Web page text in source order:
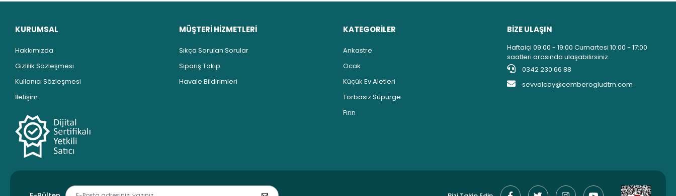
KURUMSAL
Hakkımızda
Gizlilik Sözleşmesi
Kullanıcı Sözleşmesi
İletişim
MÜŞTERİ HİZMETLERİ
Sıkça Sorulan Sorular
Sipariş Takip
Havale Bildirimleri
KATEGORİLER
Ankastre
Ocak
Küçük Ev Aletleri
Torbasız Süpürge
Fırın
BİZE ULAŞIN
Haftaiçi 09:00 - 19:00 Cumartesi 10:00 - 17:00
saatleri arasında ulaşabilirsiniz.
0342 230 66 88
sevvalcay@cemberogludtm.com